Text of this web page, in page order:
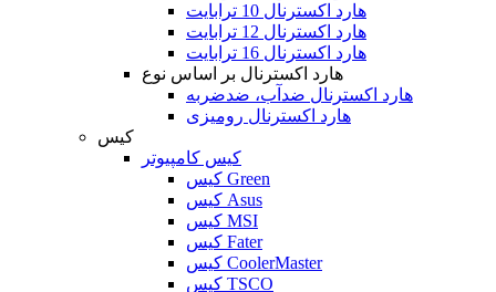
هارد اکسترنال 10 ترابایت
هارد اکسترنال 12 ترابایت
هارد اکسترنال 16 ترابایت
هارد اکسترنال بر اساس نوع
هارد اکسترنال ضدآب، ضدضربه
هارد اکسترنال رومیزی
کیس
کیس کامپیوتر
کیس Green
کیس Asus
کیس MSI
کیس Fater
کیس CoolerMaster
کیس TSCO